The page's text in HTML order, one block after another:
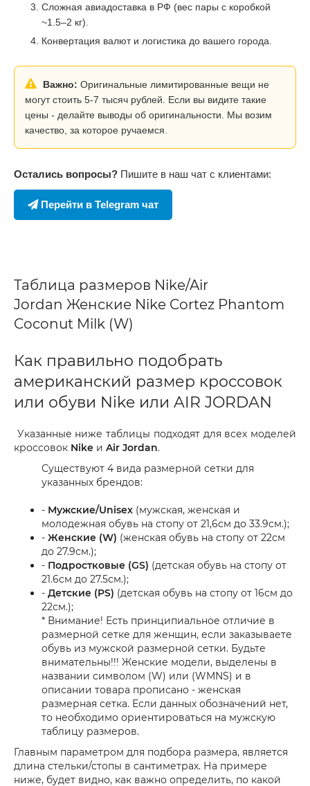
Сложная авиадоставка в РФ (вес пары с коробкой
~1.5–2 кг).
Конвертация валют и логистика до вашего города.
Важно: Оригинальные лимитированные вещи не
могут стоить 5-7 тысяч рублей. Если вы видите такие
цены - делайте выводы об оригинальности. Мы возим
качество, за которое ручаемся.
Остались вопросы? Пишите в наш чат с клиентами:
Перейти в Telegram чат
Таблица размеров Nike/Air
Jordan Женские Nike Cortez Phantom
Coconut Milk (W)
Как правильно подобрать
американский размер кроссовок
или обуви Nike или AIR JORDAN
Указанные ниже таблицы подходят для всех моделей
кроссовок Nike и Air Jordan.
Существуют 4 вида размерной сетки для
указанных брендов:
- Мужские/Unisex (мужская, женская и
молодежная обувь на стопу от 21,6см до 33.9см.);
- Женские (W) (женская обувь на стопу от 22см
до 27.9см.);
- Подростковые (GS) (детская обувь на стопу от
21.6см до 27.5см.);
- Детские (PS) (детская обувь на стопу от 16см до
22см.);
* Внимание! Есть принципиальное отличие в
размерной сетке для женщин, если заказываете
обувь из мужской размерной сетки. Будьте
внимательны!!! Женские модели, выделены в
названии символом (W) или (WMNS) и в
описании товара прописано - женская
размерная сетка. Если данных обозначений нет,
то необходимо ориентироваться на мужскую
таблицу размеров.
Главным параметром для подбора размера, является
длина стельки/стопы в сантиметрах. На примере
ниже, будет видно, как важно определить, по какой